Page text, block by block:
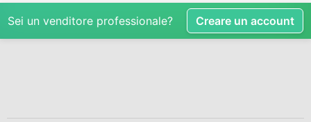
Sei un venditore professionale? Creare un account